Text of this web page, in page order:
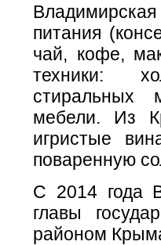
питания
чай, кофе,
техники:
стиральных
мебели. Из
игристые
поваренную
С 2014 года
главы
районом